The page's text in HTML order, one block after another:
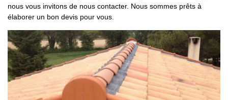
nous vous invitons de nous contacter. Nous sommes prêts à
élaborer un bon devis pour vous.